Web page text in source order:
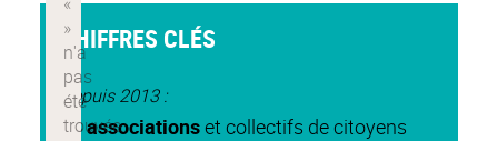
CHIFFRES CLÉS
Depuis 2013 :
83 associationset collectifs de citoyens